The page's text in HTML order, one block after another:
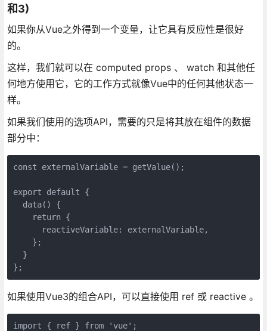
和3)
如果你从Vue之外得到一个变量，让它具有反应性是很好
的。
这样，我们就可以在 computed props 、 watch 和其他任
何地方使用它，它的工作方式就像Vue中的任何其他状态一
样。
如果我们使用的选项API，需要的只是将其放在组件的数据
部分中：
const externalVariable = getValue();
export default {
  data() {
    return {
      reactiveVariable: externalVariable,
    };
  }
如果使用Vue3的组合API，可以直接使用 ref 或 reactive 。
import { ref } from 'vue';